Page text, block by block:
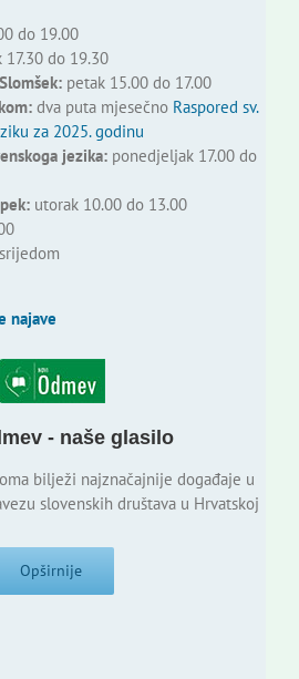
do 19.00
do 19.30
petak 15.00 do 17.00
dva puta mjesečno Raspored sv.
za 2025. godinu
jezika:ponedjeljak 17.00 do
utorak 10.00 do 13.00
najave
- naše glasilo
bilježi najznačajnije događaje u
slovenskih društava u Hrvatskoj
Opširnije